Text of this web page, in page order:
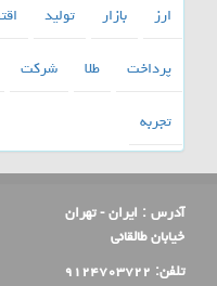
ارز بازار تولید
پرداخت
طلا شركت
تجربه
آدرس : ایران - تهران
خیابان طالقانی
تلفن: ۹۱۲۴۷۰۳۷۲۲